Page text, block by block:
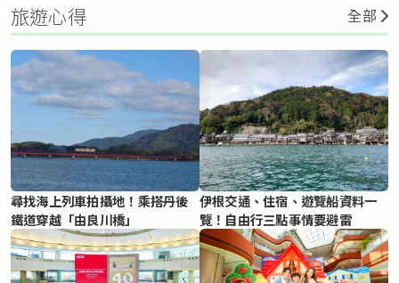
旅遊心得 全部
尋找海上列車拍攝地！乘搭丹後
鐵道穿越「由良川橋」
伊根交通、住宿、遊覽船資料一
覽！自由行三點事情要避雷